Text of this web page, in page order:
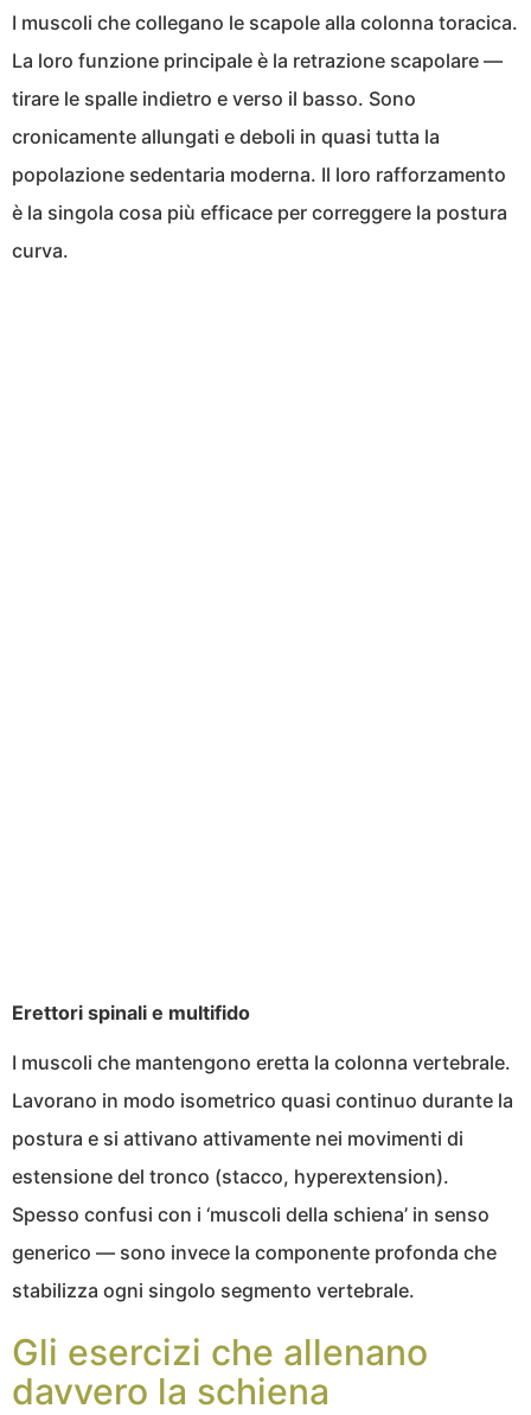
I muscoli che collegano le scapole alla colonna toracica.
La loro funzione principale è la retrazione scapolare —
tirare le spalle indietro e verso il basso. Sono
cronicamente allungati e deboli in quasi tutta la
popolazione sedentaria moderna. Il loro rafforzamento
è la singola cosa più efficace per correggere la postura
curva.
Erettori spinali e multifido
I muscoli che mantengono eretta la colonna vertebrale.
Lavorano in modo isometrico quasi continuo durante la
postura e si attivano attivamente nei movimenti di
estensione del tronco (stacco, hyperextension).
Spesso confusi con i ‘muscoli della schiena’ in senso
generico — sono invece la componente profonda che
stabilizza ogni singolo segmento vertebrale.
Gli esercizi che allenano
davvero la schiena